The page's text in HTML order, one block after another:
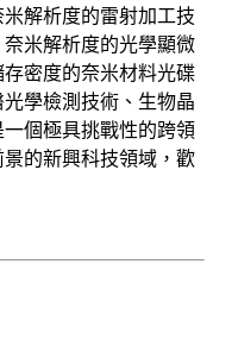
解析度的雷射加工技
米解析度的光學顯微
密度的奈米材料光碟
學檢測技術、生物晶
個極具挑戰性的跨領
的新興科技領域，歡